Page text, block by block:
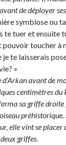
de déployer
symbiose ou
te tuer et ensuite
pouvoir toucher à
te laisserais
»
avant de
centimètres
sa griffe
elle vint se
griffes.